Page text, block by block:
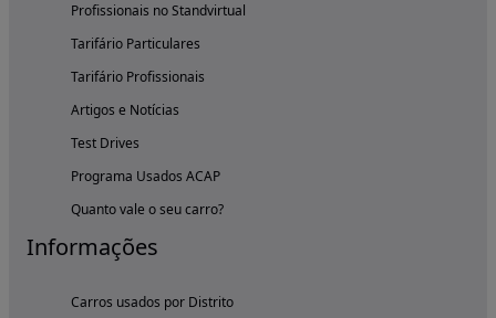
Profissionais no Standvirtual
Tarifário Particulares
Tarifário Profissionais
Artigos e Notícias
Test Drives
Programa Usados ACAP
Quanto vale o seu carro?
Informações
Carros usados por Distrito